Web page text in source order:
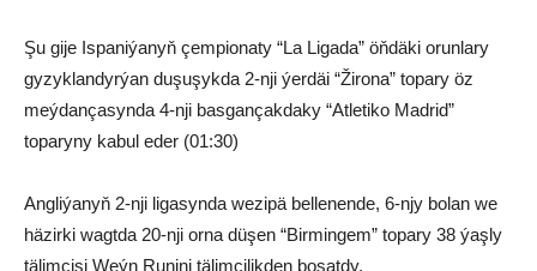
Şu gije Ispaniýanyň çempionaty “La Ligada” öňdäki orunlary
gyzyklandyrýan duşuşykda 2-nji ýerdäi “Žirona” topary öz
meýdançasynda 4-nji basgançakdaky “Atletiko Madrid”
toparyny kabul eder (01:30)
Angliýanyň 2-nji ligasynda wezipä bellenende, 6-njy bolan we
häzirki wagtda 20-nji orna düşen “Birmingem” topary 38 ýaşly
tälimçisi Weýn Runini tälimçilikden boşatdy.